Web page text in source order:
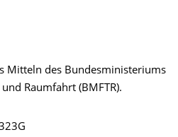
Mitteln des Bundesministeriums
Raumfahrt (BMFTR).